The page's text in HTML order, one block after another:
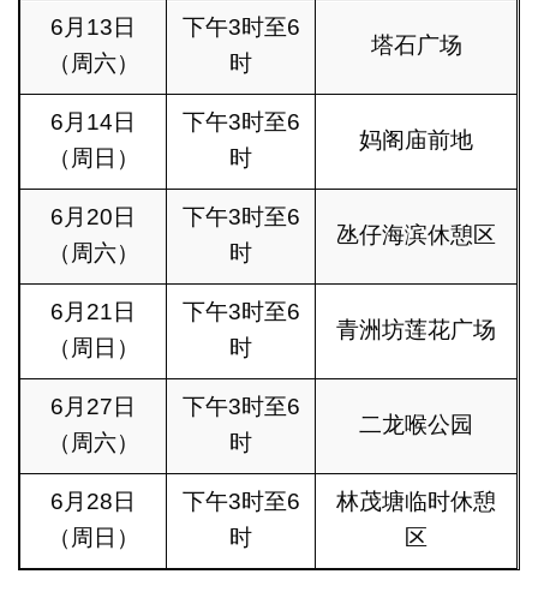
6月13日
（周六）
下午3时至6
时
塔石广场
6月14日
（周日）
下午3时至6
时
妈阁庙前地
6月20日
（周六）
下午3时至6
时
氹仔海滨休憩区
6月21日
（周日）
下午3时至6
时
青洲坊莲花广场
6月27日
（周六）
下午3时至6
时
二龙喉公园
6月28日
（周日）
下午3时至6
时
林茂塘临时休憩
区